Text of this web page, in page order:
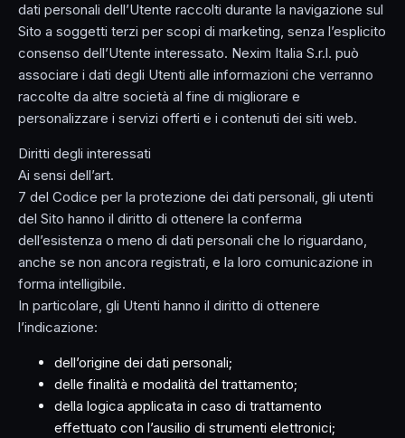
dati personali dell’Utente raccolti durante la navigazione sul
Sito a soggetti terzi per scopi di marketing, senza l’esplicito
consenso dell’Utente interessato. Nexim Italia S.r.l. può
associare i dati degli Utenti alle informazioni che verranno
raccolte da altre società al fine di migliorare e
personalizzare i servizi offerti e i contenuti dei siti web.
Diritti degli interessati
Ai sensi dell’art.
7 del Codice per la protezione dei dati personali, gli utenti
del Sito hanno il diritto di ottenere la conferma
dell’esistenza o meno di dati personali che lo riguardano,
anche se non ancora registrati, e la loro comunicazione in
forma intelligibile.
In particolare, gli Utenti hanno il diritto di ottenere
l’indicazione:
dell’origine dei dati personali;
delle finalità e modalità del trattamento;
della logica applicata in caso di trattamento
effettuato con l’ausilio di strumenti elettronici;